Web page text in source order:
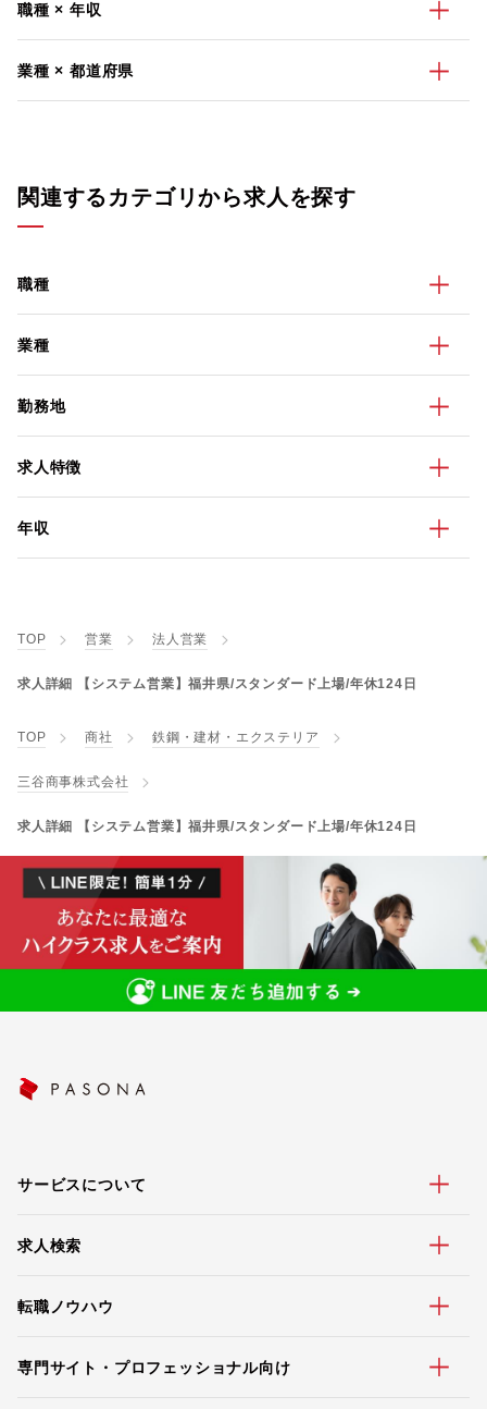
職種 × 年収
業種 × 都道府県
関連するカテゴリから求人を探す
職種
業種
勤務地
求人特徴
年収
TOP 営業 法人営業
求人詳細 【システム営業】福井県/スタンダード上場/年休124日
TOP 商社 鉄鋼・建材・エクステリア
三谷商事株式会社
求人詳細 【システム営業】福井県/スタンダード上場/年休124日
サービスについて
求人検索
転職ノウハウ
専門サイト・プロフェッショナル向け